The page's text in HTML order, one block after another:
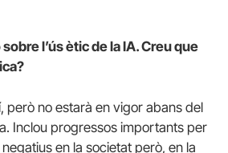
l’ús ètic de la IA. Creu que
però no estarà en vigor abans del
Inclou progressos importants per
en la societat però, en la